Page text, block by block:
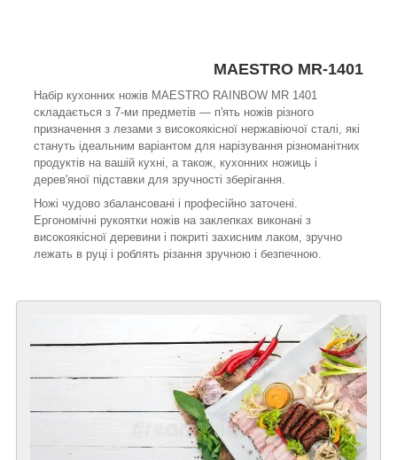
MAESTRO MR-1401
Набір кухонних ножів MAESTRO RAINBOW MR 1401
складається з 7-ми предметів — п'ять ножів різного
призначення з лезами з високоякісної нержавіючої сталі, які
стануть ідеальним варіантом для нарізування різноманітних
продуктів на вашій кухні, а також, кухонних ножиць і
дерев'яної підставки для зручності зберігання.
Ножі чудово збалансовані і професійно заточені.
Ергономічні рукоятки ножів на заклепках виконані з
високоякісної деревини і покриті захисним лаком, зручно
лежать в руці і роблять різання зручною і безпечною.